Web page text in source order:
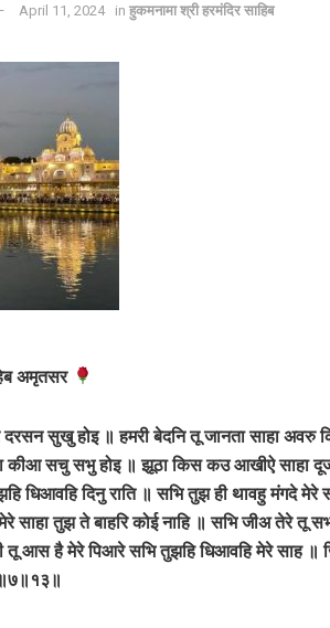
April 11, 2024 in हुकमनामा श्री हरमंदिर साहिब
अमृतसर
दरसन सुखु होइ ॥ हमरी बेदनि तू जानता साहा अवरु
कीआ सचु सभु होइ ॥ झूठा किस कउ आखीऐ साहा
धिआवहि दिनु राति ॥ सभि तुझ ही थावहु मंगदे मेरे
साहा तुझ ते बाहरि कोई नाहि ॥ सभि जीअ तेरे तू
तू आस है मेरे पिआरे सभि तुझहि धिआवहि मेरे साह ॥